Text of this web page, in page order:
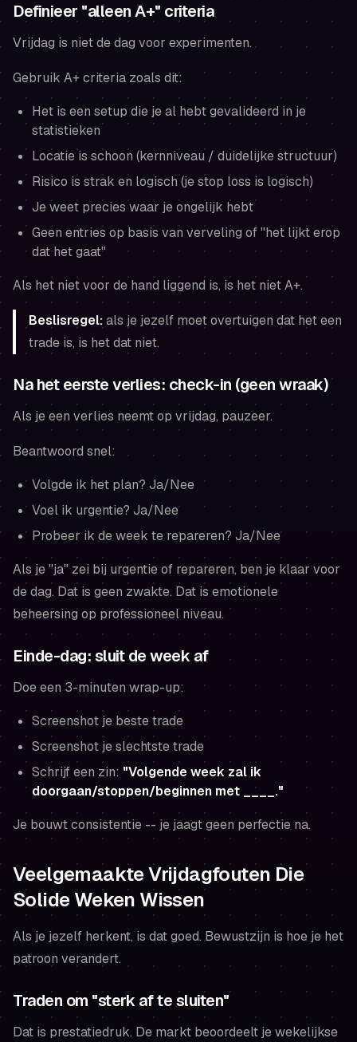
Definieer "alleen A+" criteria
Vrijdag is niet de dag voor experimenten.
Gebruik A+ criteria zoals dit:
Het is een setup die je al hebt gevalideerd in je
statistieken
Locatie is schoon (kernniveau / duidelijke structuur)
Risico is strak en logisch (je stop loss is logisch)
Je weet precies waar je ongelijk hebt
Geen entries op basis van verveling of "het lijkt erop
dat het gaat"
Als het niet voor de hand liggend is, is het niet A+.
Beslisregel:als je jezelf moet overtuigen dat het een
trade is, is het dat niet.
Na het eerste verlies: check-in (geen wraak)
Als je een verlies neemt op vrijdag, pauzeer.
Beantwoord snel:
Volgde ik het plan? Ja/Nee
Voel ik urgentie? Ja/Nee
Probeer ik de week te repareren? Ja/Nee
Als je "ja" zei bij urgentie of repareren, ben je klaar voor
de dag. Dat is geen zwakte. Dat is emotionele
beheersing op professioneel niveau.
Einde-dag: sluit de week af
Doe een 3-minuten wrap-up:
Screenshot je beste trade
Screenshot je slechtste trade
Schrijf een zin: "Volgende week zal ik
doorgaan/stoppen/beginnen met ____."
Je bouwt consistentie -- je jaagt geen perfectie na.
Veelgemaakte Vrijdagfouten Die
Solide Weken Wissen
Als je jezelf herkent, is dat goed. Bewustzijn is hoe je het
patroon verandert.
Traden om "sterk af te sluiten"
Dat is prestatiedruk. De markt beoordeelt je wekelijkse